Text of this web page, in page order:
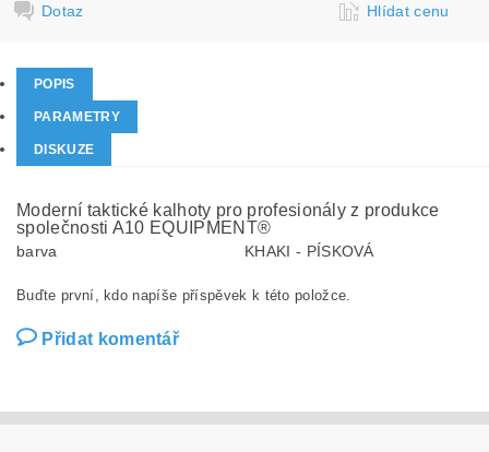
Dotaz Hlídat cenu
POPIS
PARAMETRY
DISKUZE
Moderní taktické kalhoty pro profesionály z produkce
společnosti A10 EQUIPMENT®
barva KHAKI - PÍSKOVÁ
Buďte první, kdo napíše příspěvek k této položce.
Přidat komentář